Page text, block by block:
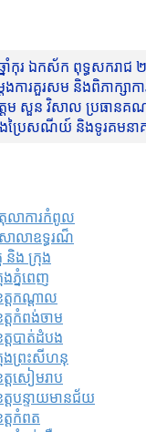
រ ឯកស័ក ពុទ្ធសករាជ
រគួរសម និងពិភាក្សាកា
ម សួន វិសាល ប្រធានគណ
រសួងប្រៃសណីយ៍ និងទូរគ
លាការកំពូល
ាលាឧទ្ធរណ៏
និង ក្រុង
ភ្នំពេញ
តកណ្តាល
តកំពង់ចាម
តបាត់ដំបង
ងព្រះសីហនុ
តសៀមរាប
តបន្ទាយមានជ័យ
តកំពត